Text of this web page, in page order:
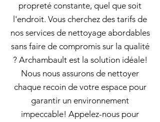
propreté constante, quel que soit
l'endroit. Vous cherchez des tarifs de
nos services de nettoyage abordables
sans faire de compromis sur la qualité
? Archambault est la solution idéale!
Nous nous assurons de nettoyer
chaque recoin de votre espace pour
garantir un environnement
impeccable! Appelez-nous pour